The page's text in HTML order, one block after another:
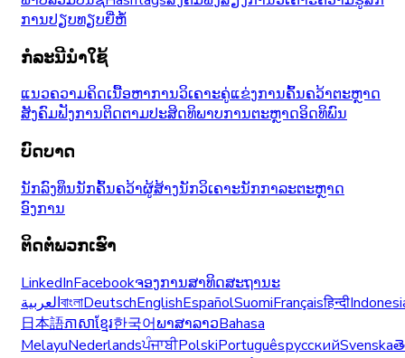
ການປຽບທຽບຍີ່ຫໍ້
ກໍລະນີນຳໃຊ້
ແນວຄວາມຄິດເນື້ອຫາການວິເຄາະຄູ່ແຂ່ງການຄົ້ນຄວ້າຕະຫຼາດ
ສັງຄົມຟັງການຕິດຕາມປະສິດທິພາບການຕະຫຼາດອິດທິພົນ
ບົດບາດ
ນັກລົງທຶນນັກຄົ້ນຄວ້າຜູ້ສ້າງນັກວິເຄາະນັກກາລະຕະຫຼາດ
ອົງການ
ຕິດຕໍ່ພວກເຮົາ
LinkedInFacebookຈອງການສາທິດສະຖານະ
العربيةবাংলাDeutschEnglishEspañolSuomiFrançaisहिन्दी
日本語ភាសាខ្មែរ한국어ພາສາລາວBahasa
MelayuNederlandsਪੰਜਾਬੀPolskiPortuguêsрусскийSvenska